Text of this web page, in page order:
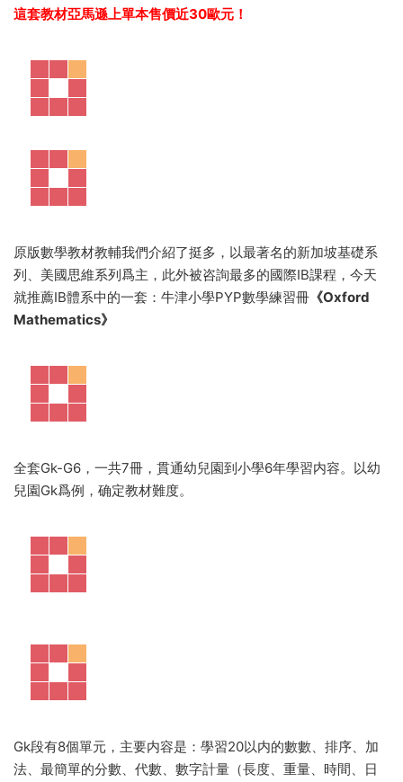
這套教材亞馬遜上單本售價近30歐元！
原版數學教材教輔我們介紹了挺多，以最著名的新加坡基礎系
列、美國思維系列爲主，此外被咨詢最多的國際IB課程，今天
就推薦IB體系中的一套：牛津小學PYP數學練習冊 《Oxford
Mathematics》
全套Gk-G6，一共7冊，貫通幼兒園到小學6年學習内容。以幼
兒園Gk爲例，确定教材難度。
Gk段有8個單元，主要内容是：學習20以内的數數、排序、加
法、最簡單的分數、代數、數字計量（長度、重量、時間、日